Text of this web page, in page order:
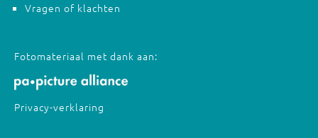
Vragen of klachten
Fotomateriaal met dank aan:
Privacy-verklaring